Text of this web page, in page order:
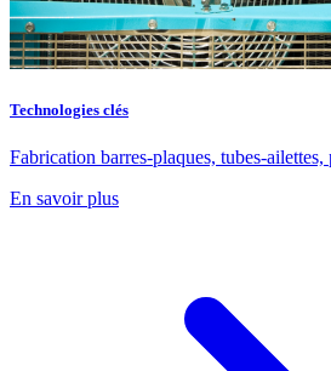
Technologies clés
Fabrication barres-plaques, tubes-ailettes,
En savoir plus